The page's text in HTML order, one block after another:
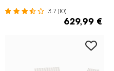
3.7 (10)
629,99 €